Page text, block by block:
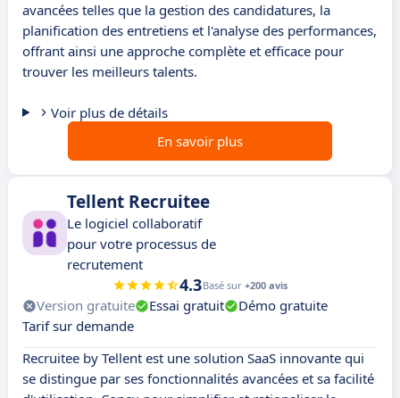
avancées telles que la gestion des candidatures, la
planification des entretiens et l'analyse des performances,
offrant ainsi une approche complète et efficace pour
trouver les meilleurs talents.
Voir plus de détails
En savoir plus
Tellent Recruitee
Le logiciel collaboratif
pour votre processus de
recrutement
4.3Basé sur +200 avis
Version gratuite Essai gratuit
Démo gratuite
Tarif sur demande
Recruitee by Tellent est une solution SaaS innovante qui
se distingue par ses fonctionnalités avancées et sa facilité